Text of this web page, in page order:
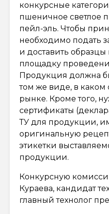
конкурсные
пшеничное светлое
пейл-эль. Чтобы
необходимо подать
и доставить
площадку
Продукция должна
том же виде, в каком
рынке. Кроме того,
сертификаты
ТУ для продукции,
оригинальную
этикетки
продукции.
Конкурсную
Кураева, кандидат
главный технолог